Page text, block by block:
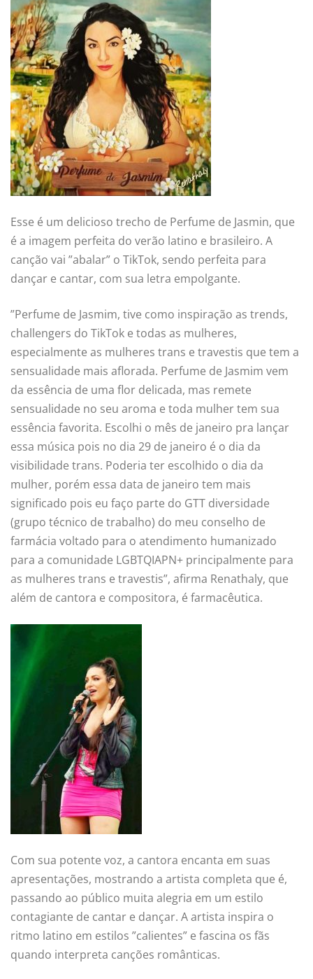
Esse é um delicioso trecho de Perfume de Jasmin, que
é a imagem perfeita do verão latino e brasileiro. A
canção vai ”abalar” o TikTok, sendo perfeita para
dançar e cantar, com sua letra empolgante.
”Perfume de Jasmim, tive como inspiração as trends,
challengers do TikTok e todas as mulheres,
especialmente as mulheres trans e travestis que tem a
sensualidade mais aflorada. Perfume de Jasmim vem
da essência de uma flor delicada, mas remete
sensualidade no seu aroma e toda mulher tem sua
essência favorita. Escolhi o mês de janeiro pra lançar
essa música pois no dia 29 de janeiro é o dia da
visibilidade trans. Poderia ter escolhido o dia da
mulher, porém essa data de janeiro tem mais
significado pois eu faço parte do GTT diversidade
(grupo técnico de trabalho) do meu conselho de
farmácia voltado para o atendimento humanizado
para a comunidade LGBTQIAPN+ principalmente para
as mulheres trans e travestis”, afirma Renathaly, que
além de cantora e compositora, é farmacêutica.
Com sua potente voz, a cantora encanta em suas
apresentações, mostrando a artista completa que é,
passando ao público muita alegria em um estilo
contagiante de cantar e dançar. A artista inspira o
ritmo latino em estilos ”calientes” e fascina os fãs
quando interpreta canções românticas.